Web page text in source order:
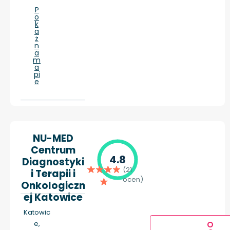
P
o
k
a
ż
n
a
m
a
pi
e
NU-MED
Centrum
Diagnostyki
i Terapii i
Onkologiczn
ej Katowice
Katowic
e,
4.8
(21
ocen)
O